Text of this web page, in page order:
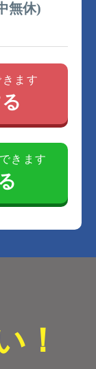
無休)
ます
きます
！